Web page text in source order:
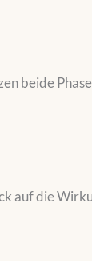
beide
auf die